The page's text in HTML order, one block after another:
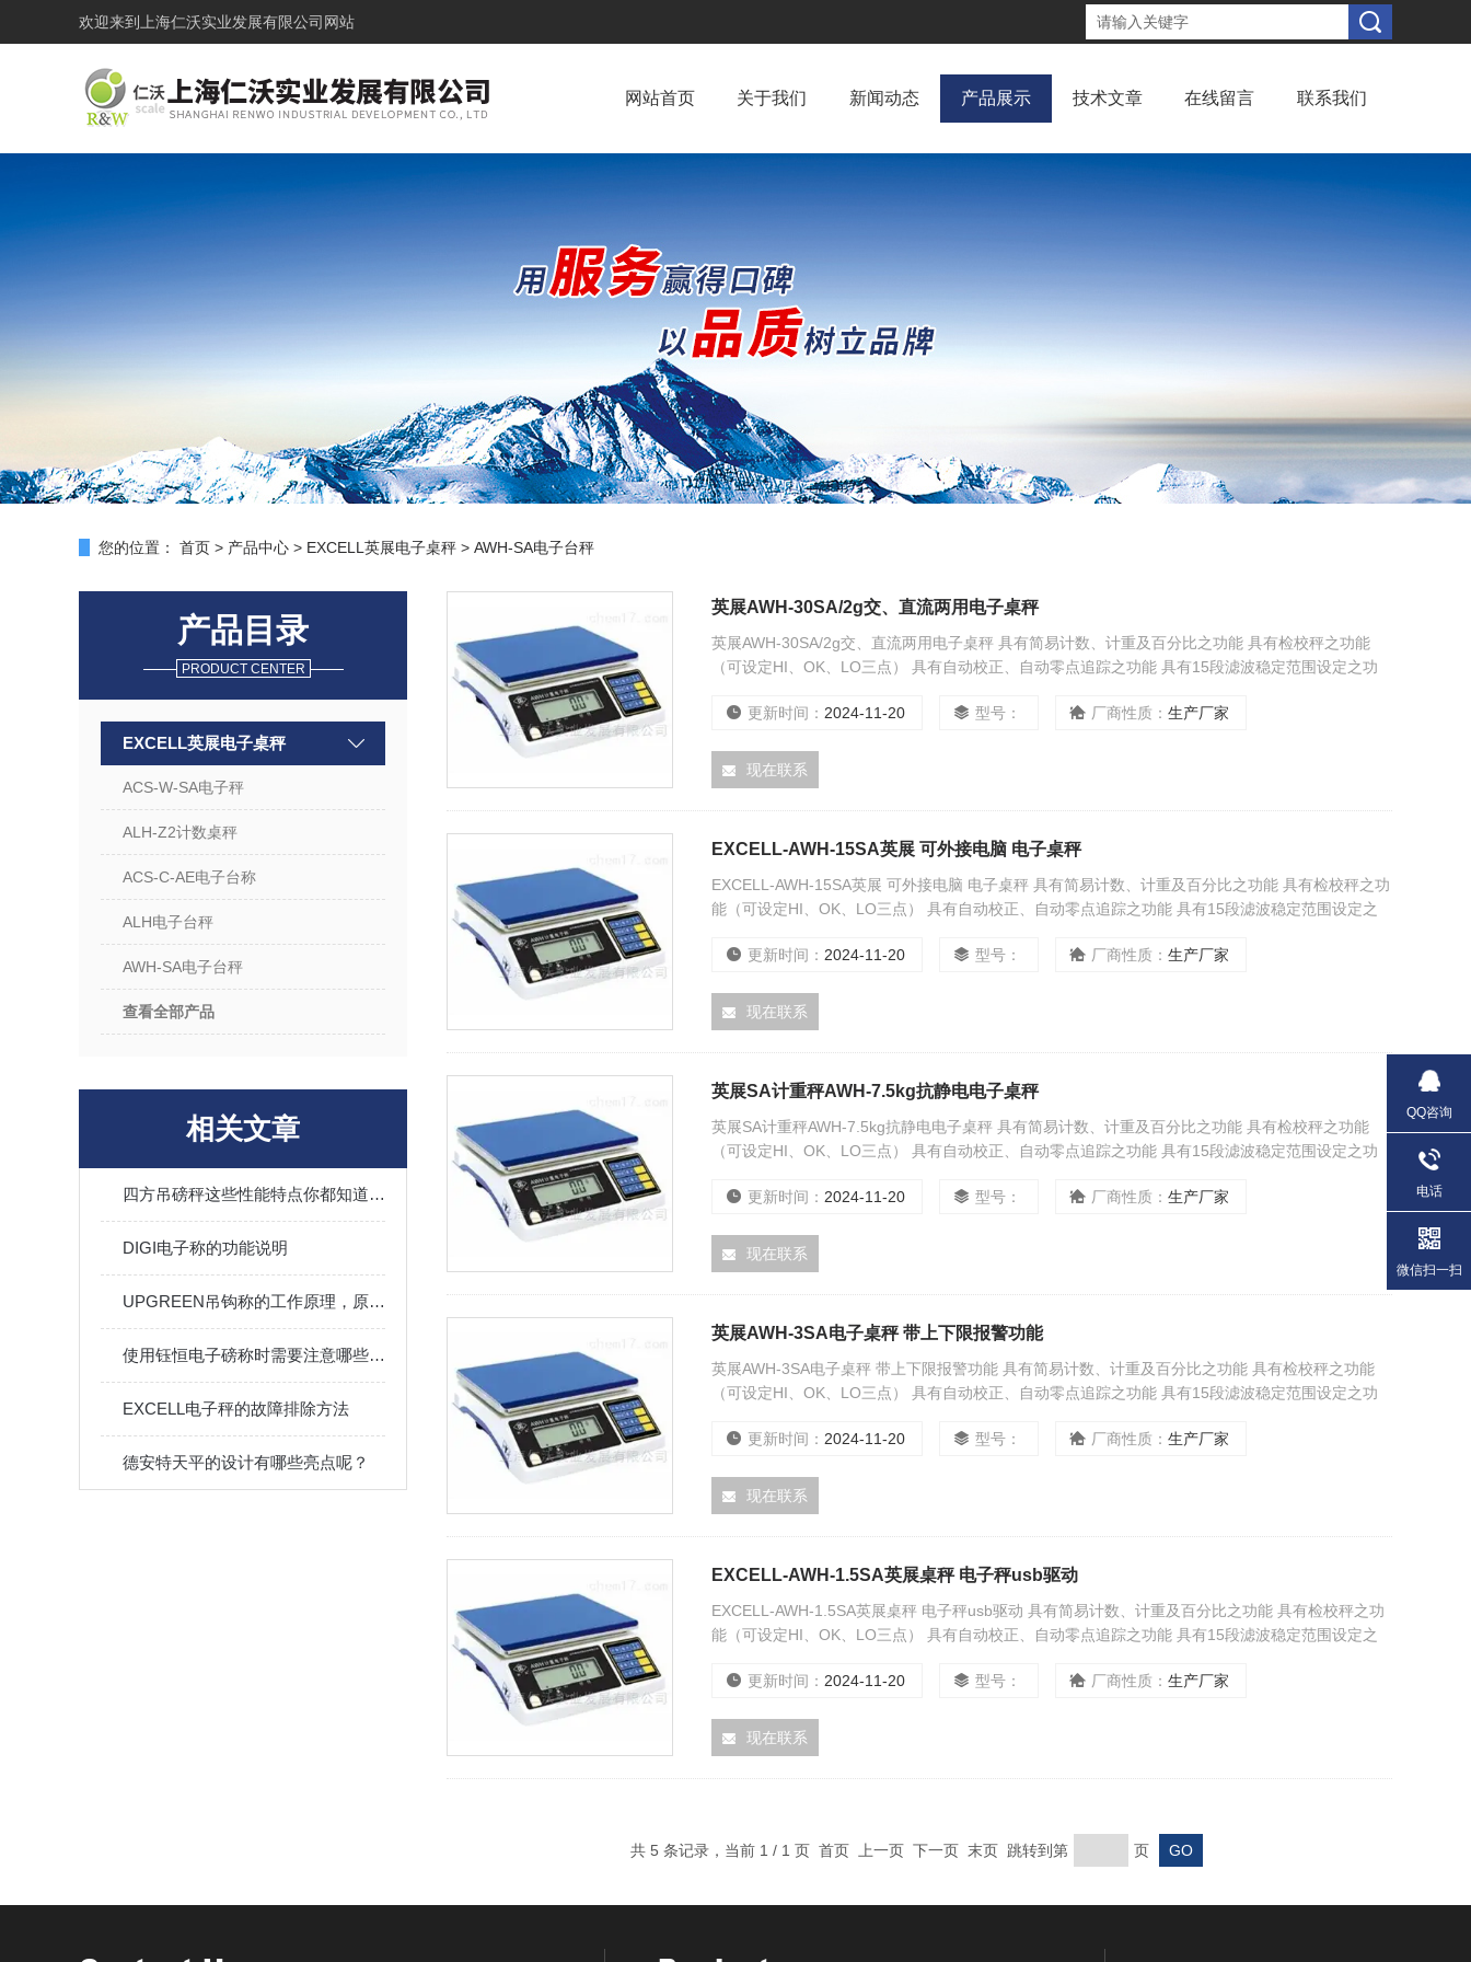
欢迎来到 上海仁沃实业发展有限公司网站
网站首页 关于我们 新闻动态 产品展示 技术文章 在线留言 联系我们
您的位置： 首页 > 产品中心 > EXCELL英展电子桌秤 > AWH-SA电子台秤
产品目录
PRODUCT CENTER
EXCELL英展电子桌秤
ACS-W-SA电子秤
ALH-Z2计数桌秤
ACS-C-AE电子台称
ALH电子台秤
AWH-SA电子台秤
查看全部产品
相关文章
四方吊磅秤这些性能特点你都知道吗？
DIGI电子称的功能说明
UPGREEN吊钩称的工作原理，原来是这样的！
使用钰恒电子磅称时需要注意哪些事项？
EXCELL电子秤的故障排除方法
德安特天平的设计有哪些亮点呢？
英展AWH-30SA/2g交、直流两用电子桌秤
英展AWH-30SA/2g交、直流两用电子桌秤 具有简易计数、计重及百分比之功能 具有检校秤之功能
（可设定HI、OK、LO三点） 具有自动校正、自动零点追踪之功能 具有15段滤波稳定范围设定之功
更新时间： 2024-11-20 型号： 厂商性质： 生产厂家
现在联系
EXCELL-AWH-15SA英展 可外接电脑 电子桌秤
EXCELL-AWH-15SA英展 可外接电脑 电子桌秤 具有简易计数、计重及百分比之功能 具有检校秤之功
能（可设定HI、OK、LO三点） 具有自动校正、自动零点追踪之功能 具有15段滤波稳定范围设定之
更新时间： 2024-11-20 型号： 厂商性质： 生产厂家
现在联系
英展SA计重秤AWH-7.5kg抗静电电子桌秤
英展SA计重秤AWH-7.5kg抗静电电子桌秤 具有简易计数、计重及百分比之功能 具有检校秤之功能
（可设定HI、OK、LO三点） 具有自动校正、自动零点追踪之功能 具有15段滤波稳定范围设定之功
更新时间： 2024-11-20 型号： 厂商性质： 生产厂家
现在联系
英展AWH-3SA电子桌秤 带上下限报警功能
英展AWH-3SA电子桌秤 带上下限报警功能 具有简易计数、计重及百分比之功能 具有检校秤之功能
（可设定HI、OK、LO三点） 具有自动校正、自动零点追踪之功能 具有15段滤波稳定范围设定之功
更新时间： 2024-11-20 型号： 厂商性质： 生产厂家
现在联系
EXCELL-AWH-1.5SA英展桌秤 电子秤usb驱动
EXCELL-AWH-1.5SA英展桌秤 电子秤usb驱动 具有简易计数、计重及百分比之功能 具有检校秤之功
能（可设定HI、OK、LO三点） 具有自动校正、自动零点追踪之功能 具有15段滤波稳定范围设定之
更新时间： 2024-11-20 型号： 厂商性质： 生产厂家
现在联系
共 5 条记录，当前 1 / 1 页 首页 上一页 下一页 末页 跳转到第 页
QQ咨询
电话
微信扫一扫